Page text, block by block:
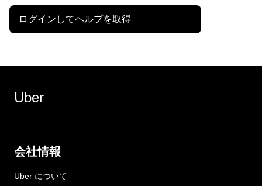
ログインしてヘルプを取得
Uber
会社情報
Uber について